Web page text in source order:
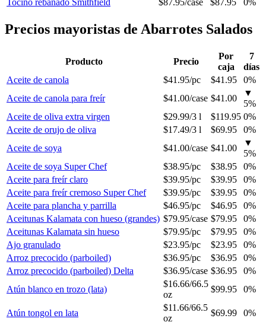
Precios mayoristas de Abarrotes Salados
Producto Precio
Por
caja
7
días
Aceite de canola
$41.95/pc $41.95
0%
Aceite de canola para freír
$41.00/case $41.00
▼
5%
Aceite de oliva extra virgen
$29.99/3 l $119.95 0%
Aceite de orujo de oliva
$17.49/3 l $69.95
0%
Aceite de soya
$41.00/case $41.00
▼
5%
Aceite de soya Super Chef
$38.95/pc $38.95
0%
Aceite para freír claro
$39.95/pc $39.95
0%
Aceite para freír cremoso Super Chef
$39.95/pc $39.95
0%
Aceite para plancha y parrilla
$46.95/pc $46.95
0%
Aceitunas Kalamata con hueso (grandes) $79.95/case $79.95
0%
Aceitunas Kalamata sin hueso
$79.95/pc $79.95
0%
Ajo granulado
$23.95/pc $23.95
0%
Arroz precocido (parboiled)
$36.95/pc $36.95
0%
Arroz precocido (parboiled) Delta
$36.95/case $36.95
0%
Atún blanco en trozo (lata)
$16.66/66.5
oz
$99.95 0%
Atún tongol en lata
$11.66/66.5
oz
$69.99
0%